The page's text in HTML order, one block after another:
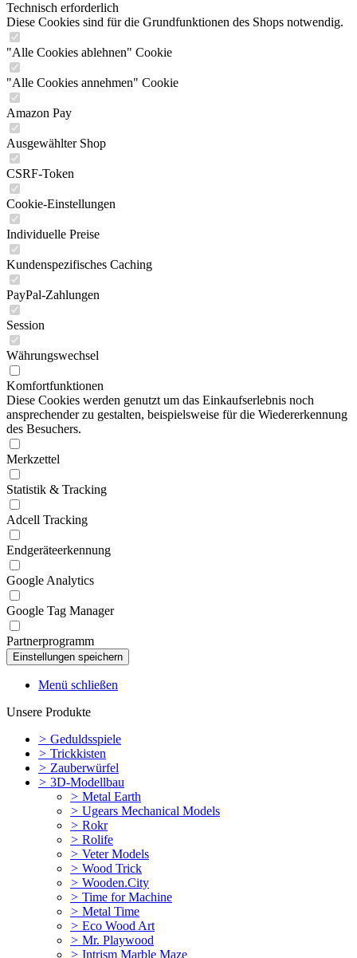
Technisch erforderlich
Diese Cookies sind für die Grundfunktionen des Shops notwendig.
"Alle Cookies ablehnen" Cookie
"Alle Cookies annehmen" Cookie
Amazon Pay
Ausgewählter Shop
CSRF-Token
Cookie-Einstellungen
Individuelle Preise
Kundenspezifisches Caching
PayPal-Zahlungen
Session
Währungswechsel
Komfortfunktionen
Diese Cookies werden genutzt um das Einkaufserlebnis noch
ansprechender zu gestalten, beispielsweise für die Wiedererkennung
des Besuchers.
Merkzettel
Statistik & Tracking
Adcell Tracking
Endgeräteerkennung
Google Analytics
Google Tag Manager
Partnerprogramm
Menü schließen
Unsere Produkte
> Geduldsspiele
> Trickkisten
> Zauberwürfel
> 3D-Modellbau
> Metal Earth
> Ugears Mechanical Models
> Rokr
> Rolife
> Veter Models
> Wood Trick
> Wooden.City
> Time for Machine
> Metal Time
> Eco Wood Art
> Mr. Playwood
> Intrism Marble Maze